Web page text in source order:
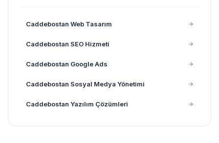
Caddebostan Web Tasarım
Caddebostan SEO Hizmeti
Caddebostan Google Ads
Caddebostan Sosyal Medya Yönetimi
Caddebostan Yazılım Çözümleri